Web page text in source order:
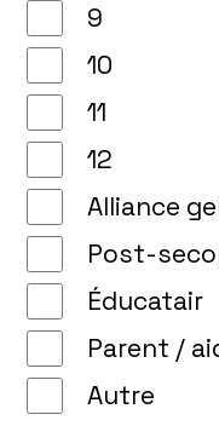
9
10
11
12
Alliance
Post-
Éducatair
Parent /
Autre